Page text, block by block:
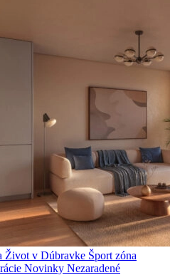
Život v Dúbravke Šport zóna
Novinky Nezaradené